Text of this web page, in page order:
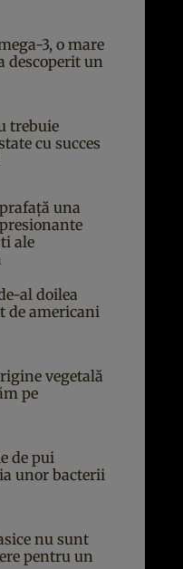
3, o mare
descoperit un
trebuie
cu succes
una
ale
al doilea
de americani
vegetală
pe
de pui
unor bacterii
nu sunt
pentru un